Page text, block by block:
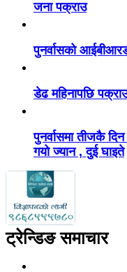
जना पक्राउ
पुनर्वासको
डेढ महिनापछि पक्राउ
पुनर्वासमा तीजकै
गयो ज्यान , दुई घाइते
ट्रेन्डिङ समाचार